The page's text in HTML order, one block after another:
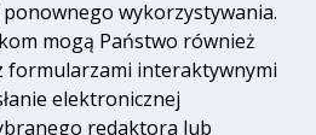
wykorzystywania.
mogą Państwo również
formularzami interaktywnymi
elektronicznej
redaktora lub